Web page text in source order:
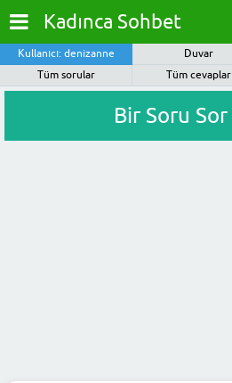
Kadınca Sohbet
Kullanıcı: denizanne Duvar
Tüm sorular
Tüm cevaplar
Bir Soru Sor